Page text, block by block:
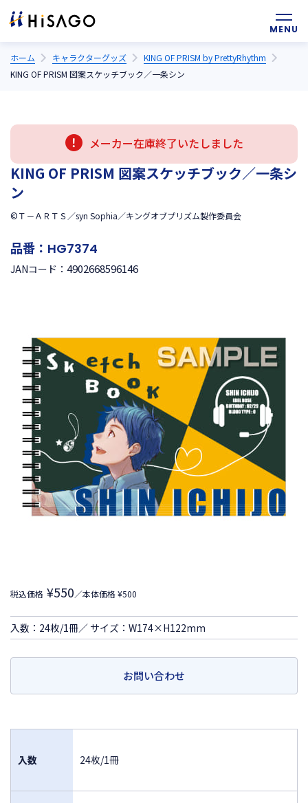
ホーム キャラクターグッズ
KING OF PRISM by PrettyRhythm
KING OF PRISM 図案スケッチブック／一条シン
メーカー在庫終了いたしました
KING OF PRISM 図案スケッチブック／一条シ
ン
©Ｔ－ＡＲＴＳ／syn Sophia／キングオブプリズム製作委員会
品番： HG7374
JANコード： 4902668596146
税込価格 ¥550／本体価格 ¥500
入数：24枚/1冊／ サイズ：W174×H122mm
お問い合わせ
入数 24枚/1冊